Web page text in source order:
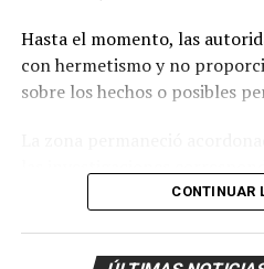
Hasta el momento, las
con hermetismo y no
sobre los hechos o posibles
relación de la unidad con el
CONTINUAR